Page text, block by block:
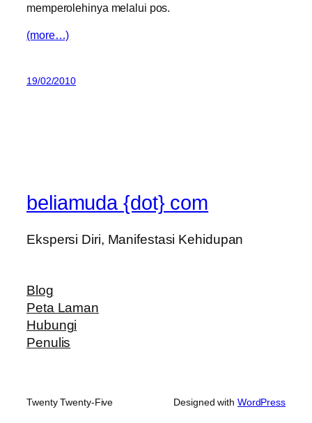
memperolehinya melalui pos.
(more…)
19/02/2010
beliamuda {dot} com
Ekspersi Diri, Manifestasi Kehidupan
Blog
Peta Laman
Hubungi
Penulis
Twenty Twenty-Five Designed with WordPress